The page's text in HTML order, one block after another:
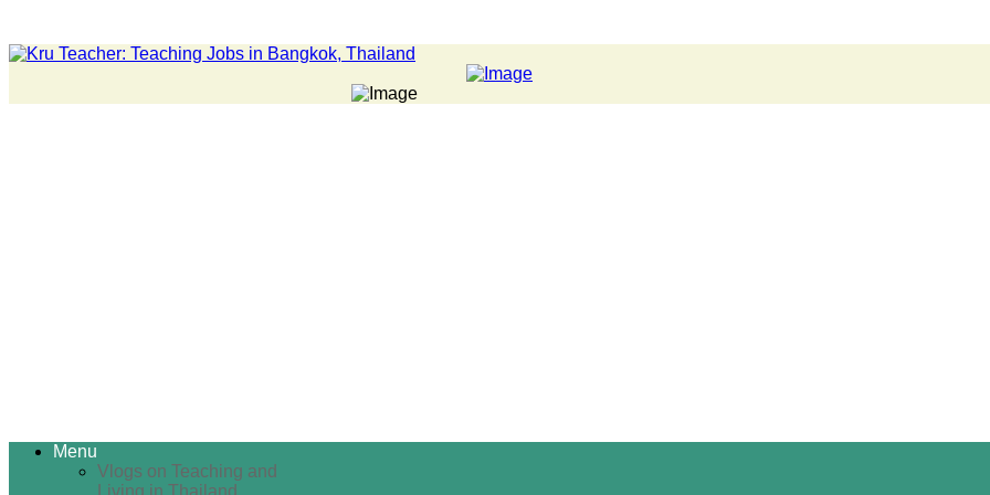
Menu
Vlogs on Teaching and
Living in Thailand